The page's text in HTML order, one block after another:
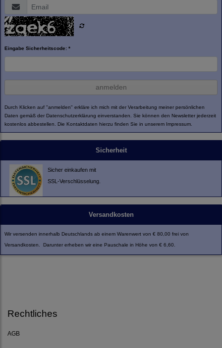
Eingabe Sicherheitscode: *
anmelden
Durch Klicken auf "anmelden" erkläre ich mich mit der Verarbeitung meiner persönlichen
Daten gemäß der Datenschutzerklärung einverstanden. Sie können den Newsletter jederzeit
kostenlos abbestellen. Die Kontaktdaten hierzu finden Sie in unserem Impressum.
Sicherheit
Sicher einkaufen mit
SSL-Verschlüsselung.
Versandkosten
Wir versenden innerhalb Deutschlands ab einem Warenwert von € 80,00 frei von
Versandkosten. Darunter erheben wir eine Pauschale in Höhe von € 6,60.
Rechtliches
AGB